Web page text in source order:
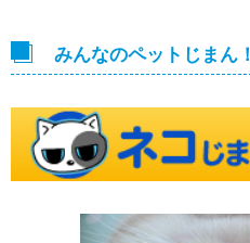
みんなのペットじまん！